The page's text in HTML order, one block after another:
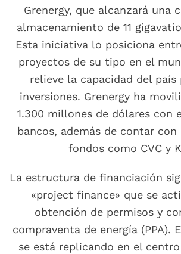
Grenergy, que alcanzará una
almacenamiento de 11
Esta iniciativa lo posiciona
proyectos de su tipo en el
relieve la capacidad del país
inversiones. Grenergy ha
1.300 millones de dólares con
bancos, además de contar con
fondos como CVC y
La estructura de financiación
«project finance» que se
obtención de permisos y
compraventa de energía (PPA).
se está replicando en el